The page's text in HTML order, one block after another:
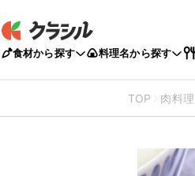
食材から探す 料理名から探す
TOP 肉料理